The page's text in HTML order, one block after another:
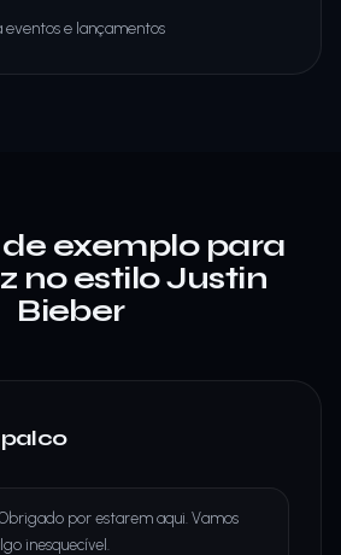
eventos e lançamentos
exemplo para
no estilo Justin
Bieber
por estarem aqui. Vamos
inesquecível.